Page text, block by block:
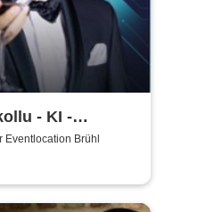
- KI -
Eventlocation Brühl